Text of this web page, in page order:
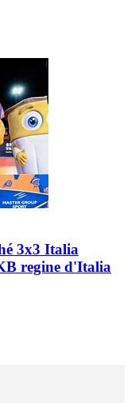
3x3 Italia
regine d'Italia